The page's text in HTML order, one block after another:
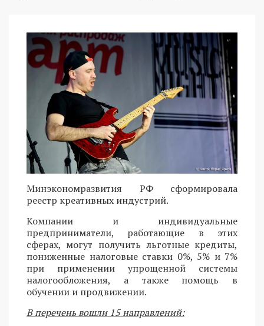
Минэкономразвития РФ сформировала
реестр креативных индустрий.
Компании и индивидуальные
предприниматели, работающие в этих
сферах, могут получить льготные кредиты,
пониженные налоговые ставки 0%, 5% и 7%
при применении упрощенной системы
налогообложения, а также помощь в
обучении и продвижении.
В перечень вошли 15 направлений: